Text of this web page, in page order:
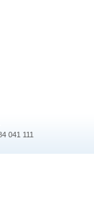
041 111